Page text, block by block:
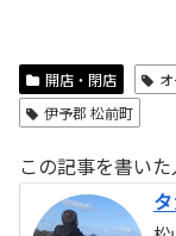
開店・閉店
伊予郡 松前町
この記事を書いた